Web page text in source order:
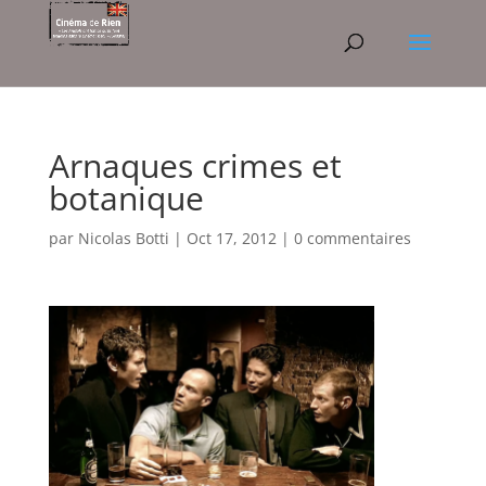
Arnaques crimes et
botanique
par Nicolas Botti | Oct 17, 2012| 0 commentaires